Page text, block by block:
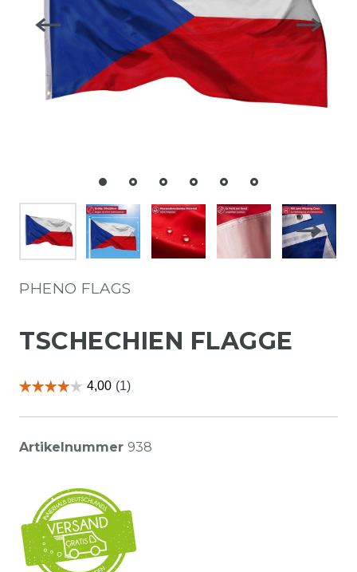
PHENO FLAGS
TSCHECHIEN FLAGGE
Artikelnummer 938